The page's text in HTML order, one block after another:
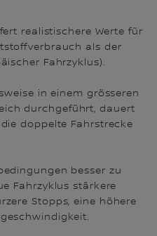
realistischere Werte für
als der
Fahrzyklus).
in einem grösseren
durchgeführt, dauert
doppelte Fahrstrecke
besser zu
Fahrzyklus stärkere
Stopps, eine höhere